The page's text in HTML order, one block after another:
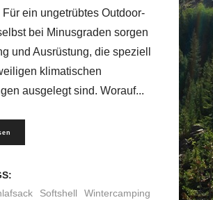
ein ungetrübtes Outdoor-
bei Minusgraden sorgen
und Ausrüstung, die speziell
klimatischen
ausgelegt sind. Worauf
Softshell Wintercamping